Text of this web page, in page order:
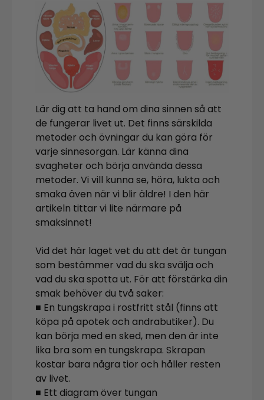
Lär dig att ta hand om dina sinnen så att
de fungerar livet ut. Det finns särskilda
metoder och övningar du kan göra för
varje sinnesorgan. Lär känna dina
svagheter och börja använda dessa
metoder. Vi vill kunna se, höra, lukta och
smaka även när vi blir äldre! I den här
artikeln tittar vi lite närmare på
smaksinnet!
Vid det här laget vet du att det är tungan
som bestämmer vad du ska svälja och
vad du ska spotta ut. För att förstärka din
smak behöver du två saker:
■ En tungskrapa i rostfritt stål (finns att
köpa på apotek och andrabutiker). Du
kan börja med en sked, men den är inte
lika bra som en tungskrapa. Skrapan
kostar bara några tior och håller resten
av livet.
■ Ett diagram över tungan